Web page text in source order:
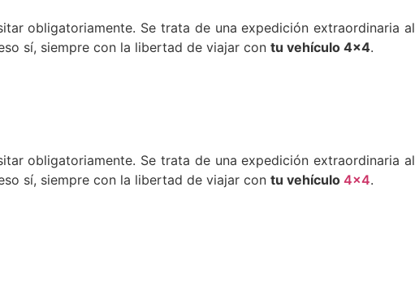
obligatoriamente. Se trata de una expedición extraordinaria al
sí, siempre con la libertad de viajar con tu vehículo 4x4.
obligatoriamente. Se trata de una expedición extraordinaria al
sí, siempre con la libertad de viajar con tu vehículo 4×4.